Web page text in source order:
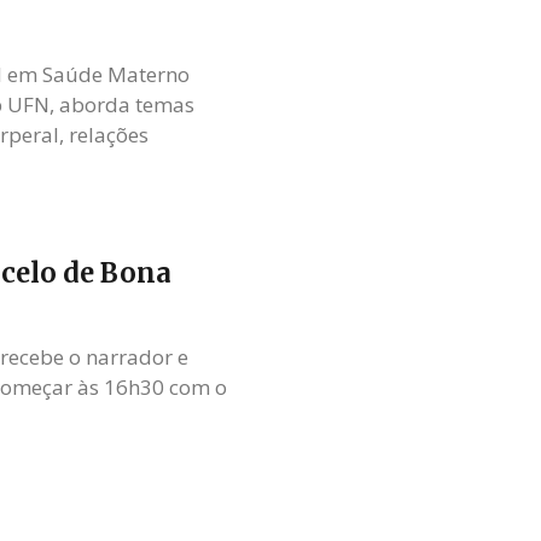
Saúde Materno
aborda temas
relações
de Bona
o narrador e
às 16h30 com o